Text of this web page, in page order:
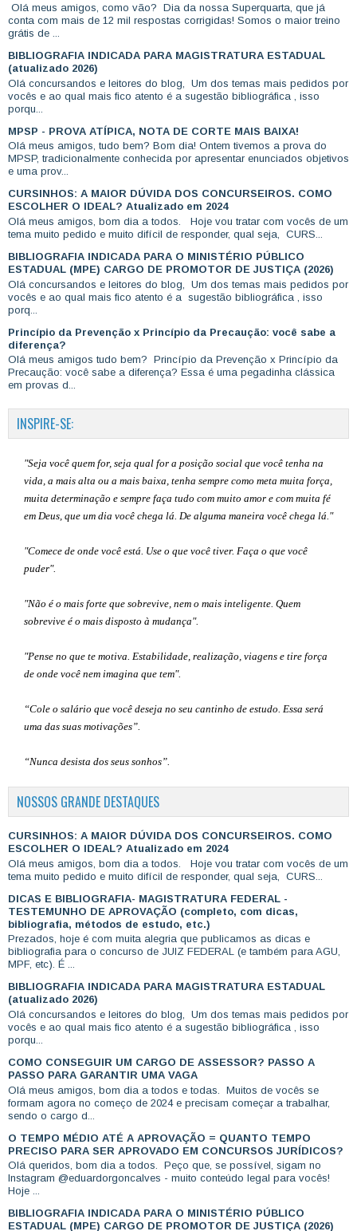
Olá meus amigos, como vão? Dia da nossa Superquarta, que já
conta com mais de 12 mil respostas corrigidas! Somos o maior treino
grátis de ...
BIBLIOGRAFIA INDICADA PARA MAGISTRATURA ESTADUAL
(atualizado 2026)
Olá concursandos e leitores do blog, Um dos temas mais pedidos por
vocês e ao qual mais fico atento é a sugestão bibliográfica , isso
porqu...
MPSP - PROVA ATÍPICA, NOTA DE CORTE MAIS BAIXA!
Olá meus amigos, tudo bem? Bom dia! Ontem tivemos a prova do
MPSP, tradicionalmente conhecida por apresentar enunciados objetivos
e uma prov...
CURSINHOS: A MAIOR DÚVIDA DOS CONCURSEIROS. COMO
ESCOLHER O IDEAL? Atualizado em 2024
Olá meus amigos, bom dia a todos. Hoje vou tratar com vocês de um
tema muito pedido e muito difícil de responder, qual seja, CURS...
BIBLIOGRAFIA INDICADA PARA O MINISTÉRIO PÚBLICO
ESTADUAL (MPE) CARGO DE PROMOTOR DE JUSTIÇA (2026)
Olá concursandos e leitores do blog, Um dos temas mais pedidos por
vocês e ao qual mais fico atento é a sugestão bibliográfica , isso
porq...
Princípio da Prevenção x Princípio da Precaução: você sabe a
diferença?
Olá meus amigos tudo bem? Princípio da Prevenção x Princípio da
Precaução: você sabe a diferença? Essa é uma pegadinha clássica
em provas d...
INSPIRE-SE:
"Seja você quem for, seja qual for a posição social que você tenha na
vida, a mais alta ou a mais baixa, tenha sempre como meta muita força,
muita determinação e sempre faça tudo com muito amor e com muita fé
em Deus, que um dia você chega lá. De alguma maneira você chega lá."
"Comece de onde você está. Use o que você tiver. Faça o que você
puder".
"Não é o mais forte que sobrevive, nem o mais inteligente. Quem
sobrevive é o mais disposto à mudança".
"Pense no que te motiva. Estabilidade, realização, viagens e tire força
de onde você nem imagina que tem".
“Cole o salário que você deseja no seu cantinho de estudo. Essa será
uma das suas motivações”.
“Nunca desista dos seus sonhos”.
NOSSOS GRANDE DESTAQUES
CURSINHOS: A MAIOR DÚVIDA DOS CONCURSEIROS. COMO
ESCOLHER O IDEAL? Atualizado em 2024
Olá meus amigos, bom dia a todos. Hoje vou tratar com vocês de um
tema muito pedido e muito difícil de responder, qual seja, CURS...
DICAS E BIBLIOGRAFIA- MAGISTRATURA FEDERAL -
TESTEMUNHO DE APROVAÇÃO (completo, com dicas,
bibliografia, métodos de estudo, etc.)
Prezados, hoje é com muita alegria que publicamos as dicas e
bibliografia para o concurso de JUIZ FEDERAL (e também para AGU,
MPF, etc). É ...
BIBLIOGRAFIA INDICADA PARA MAGISTRATURA ESTADUAL
(atualizado 2026)
Olá concursandos e leitores do blog, Um dos temas mais pedidos por
vocês e ao qual mais fico atento é a sugestão bibliográfica , isso
porqu...
COMO CONSEGUIR UM CARGO DE ASSESSOR? PASSO A
PASSO PARA GARANTIR UMA VAGA
Olá meus amigos, bom dia a todos e todas. Muitos de vocês se
formam agora no começo de 2024 e precisam começar a trabalhar,
sendo o cargo d...
O TEMPO MÉDIO ATÉ A APROVAÇÃO = QUANTO TEMPO
PRECISO PARA SER APROVADO EM CONCURSOS JURÍDICOS?
Olá queridos, bom dia a todos. Peço que, se possível, sigam no
Instagram @eduardorgoncalves - muito conteúdo legal para vocês!
Hoje ...
BIBLIOGRAFIA INDICADA PARA O MINISTÉRIO PÚBLICO
ESTADUAL (MPE) CARGO DE PROMOTOR DE JUSTIÇA (2026)